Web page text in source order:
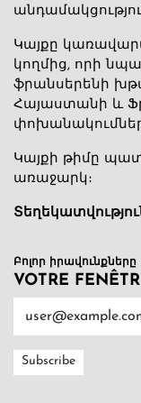
Կայքը
կողմից, որի
ֆրանսերենի
Հայաստանի և
Կայքի թիմը
առաջարկ։
Բոլոր
VOTRE